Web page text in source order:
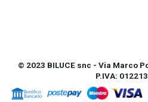
© 2023 BILUCE snc - Via Marco
P.IVA: